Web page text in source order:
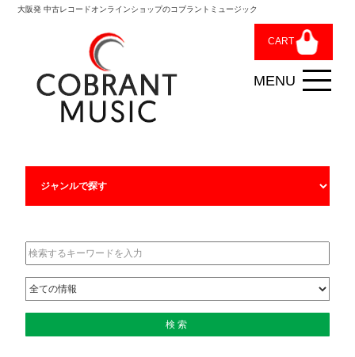
大阪発 中古レコードオンラインショップのコブラントミュージック
CART